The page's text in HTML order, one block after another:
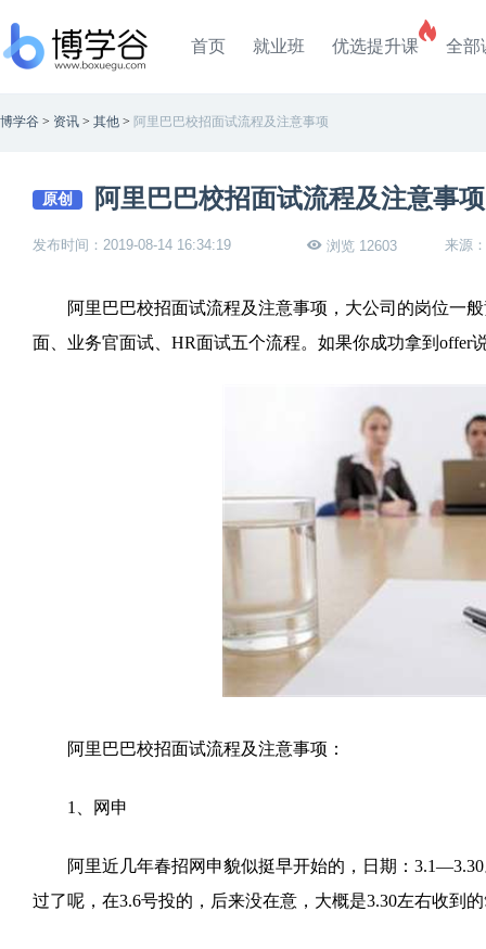
首页 就业班 优选提升课 全部
博学谷 > 资讯 > 其他 > 阿里巴巴校招面试流程及注意事项
原创 阿里巴巴校招面试流程及注意事项
发布时间：2019-08-14 16:34:19 浏览 12603 来源
阿里巴巴校招面试流程及注意事项，大公司的岗位一般
面、业务官面试、HR面试五个流程。如果你成功拿到offer
阿里巴巴校招面试流程及注意事项：
1、网申
阿里近几年春招网申貌似挺早开始的，日期：3.1—3.30
过了呢，在3.6号投的，后来没在意，大概是3.30左右收到